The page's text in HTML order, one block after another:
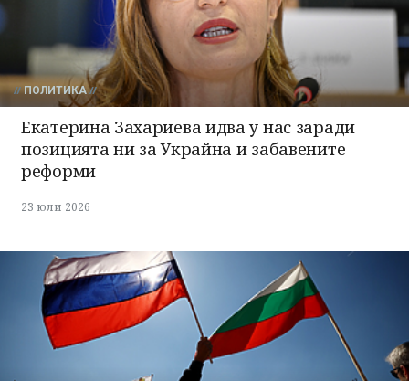
ПОЛИТИКА
Екатерина Захариева идва у нас заради
позицията ни за Украйна и забавените
реформи
23 юли 2026